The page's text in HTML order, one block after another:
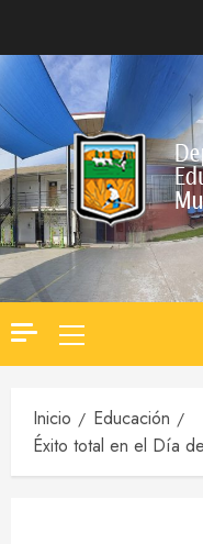
contenido
Menú
principal
Inicio
Educación
Éxito total en el Día